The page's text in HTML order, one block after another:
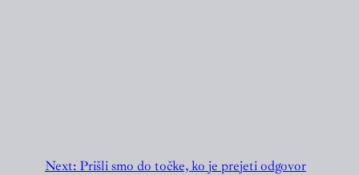
Next: Prišli smo do točke, ko je prejeti odgovor